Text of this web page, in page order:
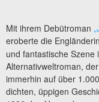
Mit ihrem Debütroman
eroberte die Engländerin
und fantastische
Alternativweltroman,
immerhin auf über
dichten, üppigen